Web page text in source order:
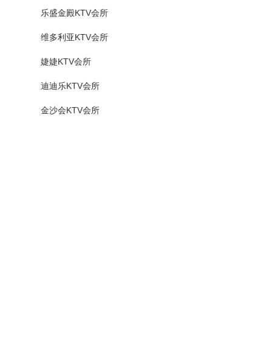
乐盛金殿KTV会所
维多利亚KTV会所
婕婕KTV会所
迪迪乐KTV会所
金沙会KTV会所